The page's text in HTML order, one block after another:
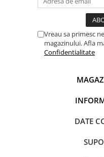
TABLOURI CANVAS
STICKERE COPII
AUTOCOLANTE SI ACCESORII
Vreau sa primesc
magazinului. Afla
Confidentialitate
DATE